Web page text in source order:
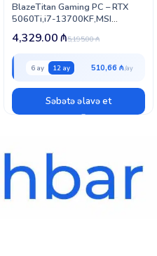
BlazeTitan Gaming PC – RTX
5060Ti,i7-13700KF,MSI
G274QPF (CUSTOM-PC-063)
5,195.00₼
4,329.00₼
6 ay 12 ay 510,66 ₼
Səbətə əlavə et